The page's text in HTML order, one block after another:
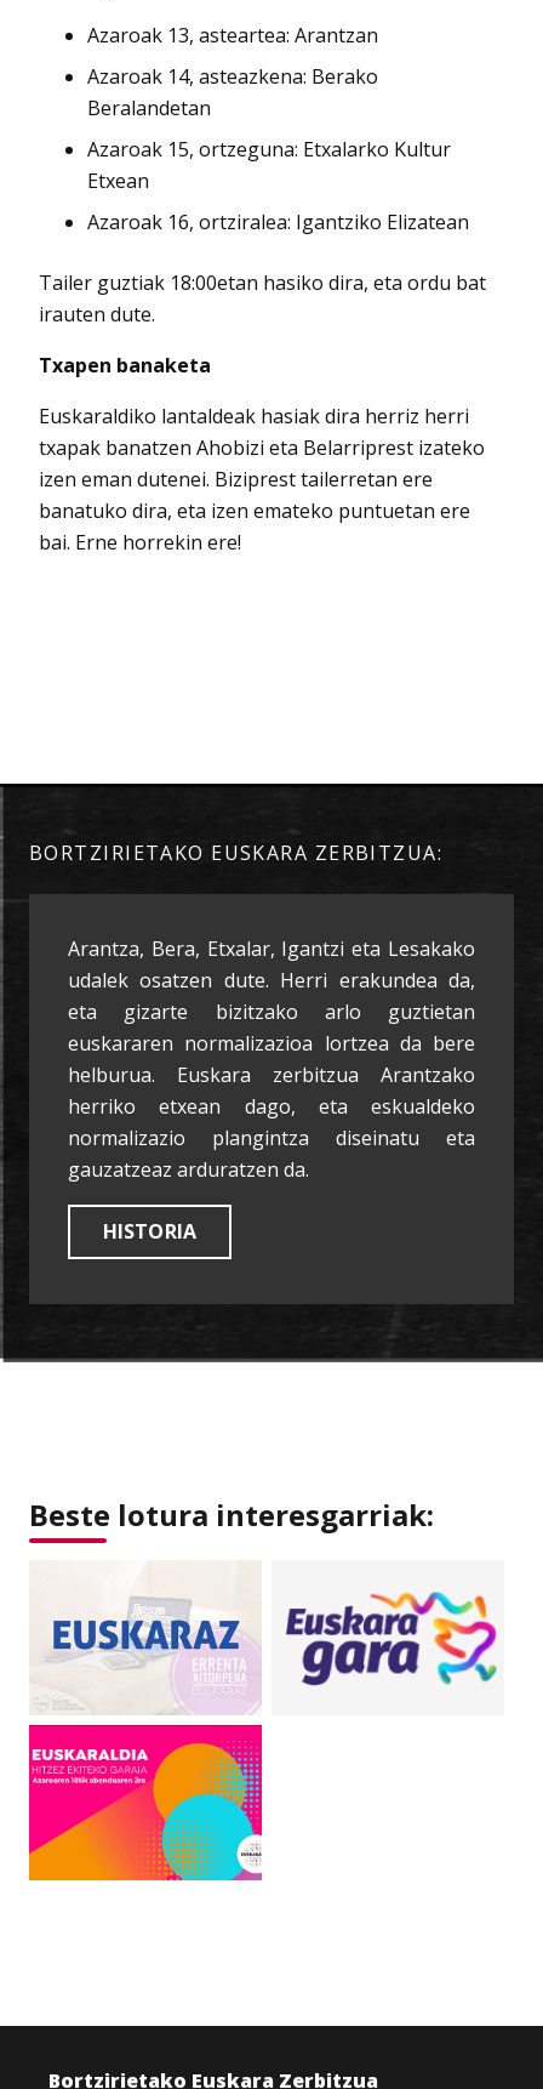
Azaroak 13, asteartea: Arantzan
Azaroak 14, asteazkena: Berako
Beralandetan
Azaroak 15, ortzeguna: Etxalarko Kultur
Etxean
Azaroak 16, ortziralea: Igantziko Elizatean
Tailer guztiak 18:00etan hasiko dira, eta ordu bat
irauten dute.
Txapen banaketa
Euskaraldiko lantaldeak hasiak dira herriz herri
txapak banatzen Ahobizi eta Belarriprest izateko
izen eman dutenei. Biziprest tailerretan ere
banatuko dira, eta izen emateko puntuetan ere
bai. Erne horrekin ere!
BORTZIRIETAKO EUSKARA ZERBITZUA:
Arantza, Bera, Etxalar, Igantzi eta Lesakako
udalek osatzen dute. Herri erakundea da,
eta gizarte bizitzako arlo guztietan
euskararen normalizazioa lortzea da bere
helburua. Euskara zerbitzua Arantzako
herriko etxean dago, eta eskualdeko
normalizazio plangintza diseinatu eta
gauzatzeaz arduratzen da.
HISTORIA
Beste lotura interesgarriak:
Bortzirietako Euskara Zerbitzua